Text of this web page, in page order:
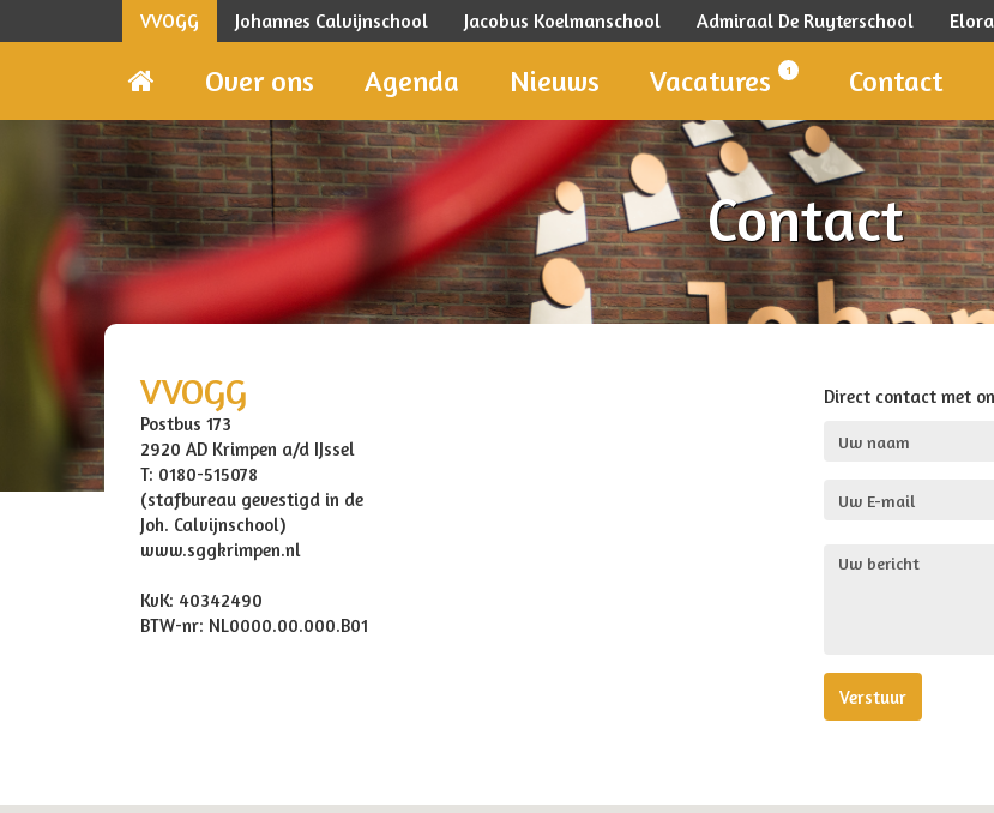
VVOGG Johannes Calvijnschool Jacobus Koelmanschool Admiraal De Ruyterschool
Over ons Agenda Nieuws Vacatures 1 Contact
Contact
VVOGG
Postbus 173
2920 AD Krimpen a/d IJssel
T: 0180-515078
(stafbureau gevestigd in de
Joh. Calvijnschool)
www.sggkrimpen.nl
KvK: 40342490
BTW-nr: NL0000.00.000.B01
Direct contact met
Verstuur